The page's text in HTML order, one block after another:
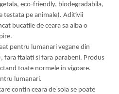
eco-friendly, biodegradabila,
testata pe animale). Aditivii
bucatile de ceara sa aiba o
pentru lumanari vegane din
fara ftalati si fara parabeni. Produs
toate normele in vigoare.
lumanari.
contin ceara de soia se poate